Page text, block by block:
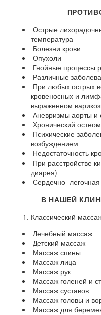
Острые
температура
Болезни крови
Опухоли
Гнойные процессы
Различные
При любых острых
кровеносных и
выраженном
Аневризмы аорты и
Хронический
Психические
возбуждением
Недостаточность
При расстройстве
диарея)
Сердечно-
В НАШЕЙ
Классический
Лечебный массаж
Детский массаж
Массаж спины
Массаж лица
Массаж рук
Массаж голеней и
Массаж суставов
Массаж головы и
Массаж для